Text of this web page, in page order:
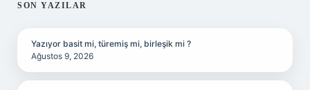
SIDEBAR
SON YAZILAR
Yazıyor basit mi, türemiş mi, birleşik mi ?
Ağustos 9, 2026